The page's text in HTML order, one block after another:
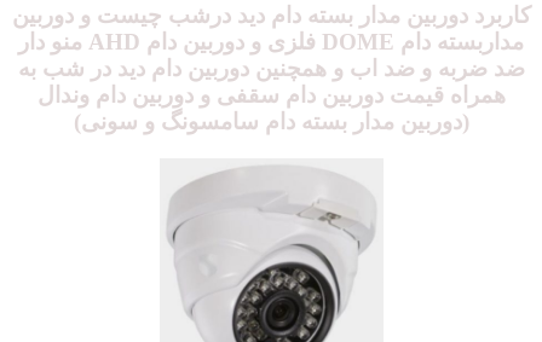
کاربرد دوربین مدار بسته دام دید درشب چیست و دوربین
مداربسته دام DOME فلزی و دوربین دام AHD منو دار
ضد ضربه و ضد اب و همچنین دوربین دام دید در شب به
همراه قیمت دوربین دام سقفی و دوربین دام وندال
(دوربین مدار بسته دام سامسونگ و سونی)